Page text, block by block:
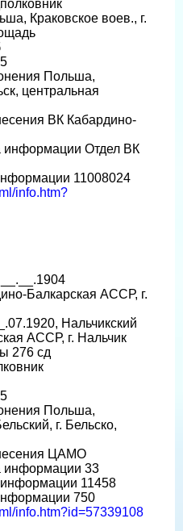
Краковское воев., г.
Польша,
центральная
ВК Кабардино-
информации Отдел ВК
11008024
info.htm?
Балкарская АССР, г.
Нальчикский
АССР, г. Нальчик
276 сд
Польша,
г. Бельско,
ЦАМО
информации 33
11458
750
info.htm?id=57339108